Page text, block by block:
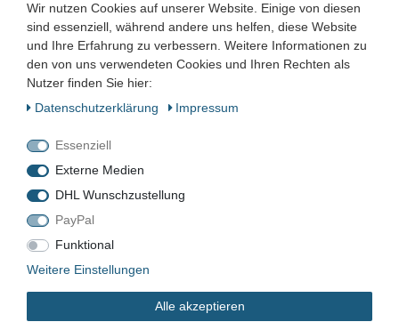
Maschinen und Werkzeuge Benad GmbH & Co. KG
Im Funkwerk 9
99625
Deutschland
Geschäftszeiten:Mo.–Fr. 7:00–16:00 Uhr
📞+49 3635 483304
✉️kontakt@benad24.de
Informationen
Kontakt
Versandkosten
Wir nutzen Cookies auf unserer Website. Einige von diesen
sind essenziell, während andere uns helfen, diese Website
und Ihre Erfahrung zu verbessern. Weitere Informationen zu
den von uns verwendeten Cookies und Ihren Rechten als
Nutzer finden Sie hier:
Daten­schutz­erklärung
Impressum
Essenziell
Externe Medien
DHL Wunschzustellung
PayPal
Funktional
Weitere Einstellungen
Alle akzeptieren